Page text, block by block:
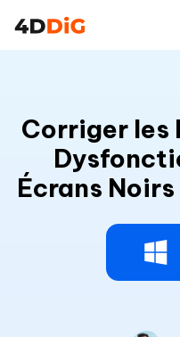
Corriger les
Écrans